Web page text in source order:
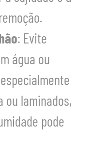
: Evite
água ou
ou laminados,
pode